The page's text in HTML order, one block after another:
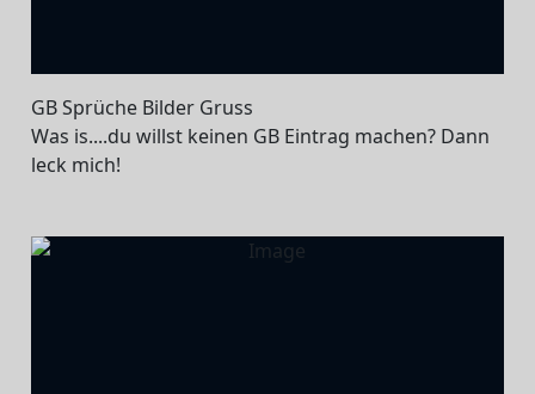
GB Sprüche Bilder Gruss
Was is....du willst keinen GB Eintrag machen? Dann
leck mich!